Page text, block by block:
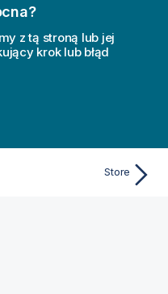
z tą stroną lub jej
krok lub błąd
Store